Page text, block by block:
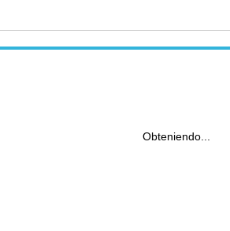
Obteniendo...